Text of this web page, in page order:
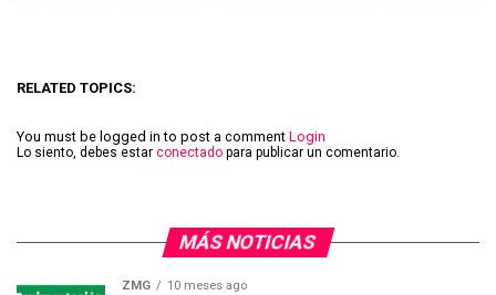
RELATED TOPICS:
You must be logged in to post a comment Login
Lo siento, debes estar conectado para publicar un comentario.
MÁS NOTICIAS
ZMG 10 meses ago